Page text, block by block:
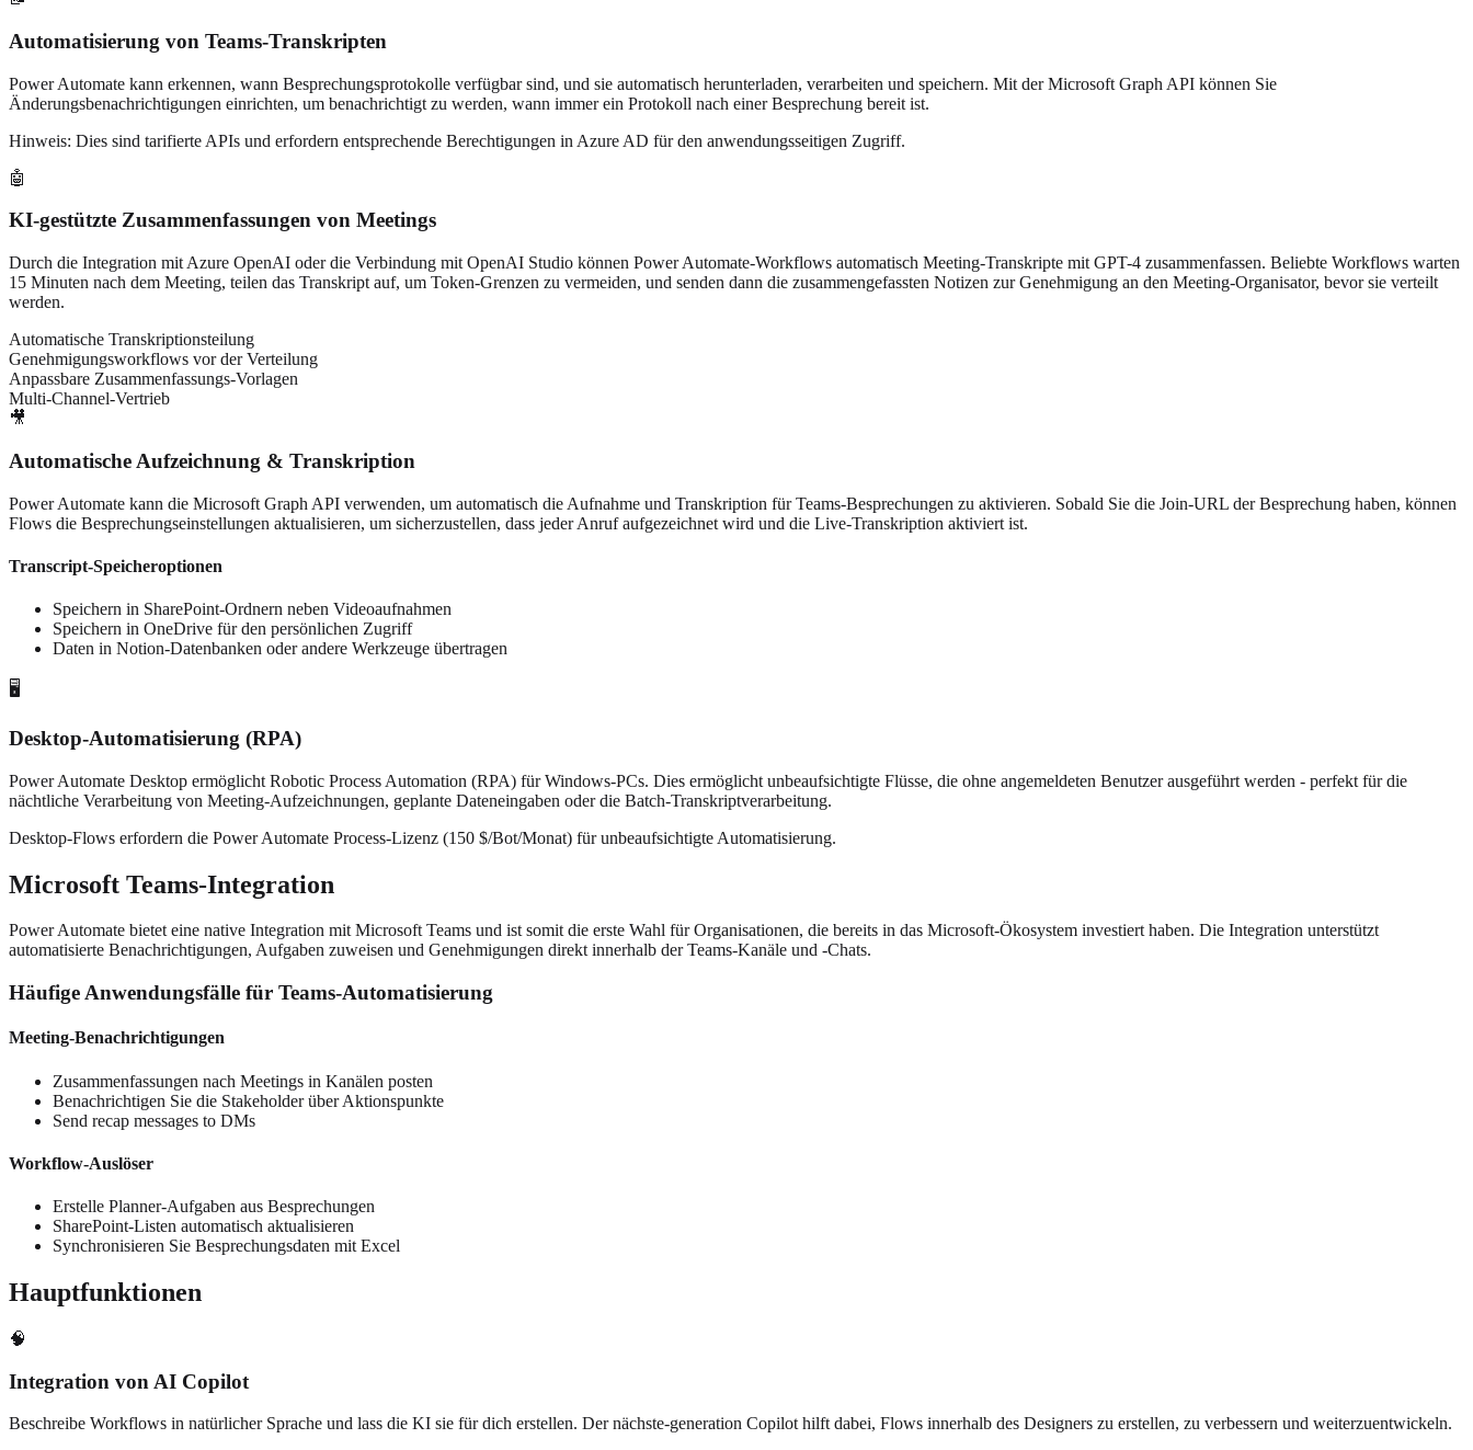
Automatisierung von Teams-Transkripten
Power Automate kann erkennen, wann Besprechungsprotokolle verfügbar sind, und sie automatisch herunterladen, verarbeiten und speichern. Mit der Microsoft Graph API können Sie
Änderungsbenachrichtigungen einrichten, um benachrichtigt zu werden, wann immer ein Protokoll nach einer Besprechung bereit ist.
Hinweis: Dies sind tarifierte APIs und erfordern entsprechende Berechtigungen in Azure AD für den anwendungsseitigen Zugriff.
🤖
KI-gestützte Zusammenfassungen von Meetings
Durch die Integration mit Azure OpenAI oder die Verbindung mit OpenAI Studio können Power Automate-Workflows automatisch Meeting-Transkripte mit GPT-4 zusammenfassen. Beliebte Workflows warten
15 Minuten nach dem Meeting, teilen das Transkript auf, um Token-Grenzen zu vermeiden, und senden dann die zusammengefassten Notizen zur Genehmigung an den Meeting-Organisator, bevor sie verteilt
werden.
Automatische Transkriptionsteilung
Genehmigungsworkflows vor der Verteilung
Anpassbare Zusammenfassungs-Vorlagen
Multi-Channel-Vertrieb
🎥
Automatische Aufzeichnung & Transkription
Power Automate kann die Microsoft Graph API verwenden, um automatisch die Aufnahme und Transkription für Teams-Besprechungen zu aktivieren. Sobald Sie die Join-URL der Besprechung haben, können
Flows die Besprechungseinstellungen aktualisieren, um sicherzustellen, dass jeder Anruf aufgezeichnet wird und die Live-Transkription aktiviert ist.
Transcript-Speicheroptionen
Speichern in SharePoint-Ordnern neben Videoaufnahmen
Speichern in OneDrive für den persönlichen Zugriff
Daten in Notion-Datenbanken oder andere Werkzeuge übertragen
🖥️
Desktop-Automatisierung (RPA)
Power Automate Desktop ermöglicht Robotic Process Automation (RPA) für Windows-PCs. Dies ermöglicht unbeaufsichtigte Flüsse, die ohne angemeldeten Benutzer ausgeführt werden - perfekt für die
nächtliche Verarbeitung von Meeting-Aufzeichnungen, geplante Dateneingaben oder die Batch-Transkriptverarbeitung.
Desktop-Flows erfordern die Power Automate Process-Lizenz (150 $/Bot/Monat) für unbeaufsichtigte Automatisierung.
Microsoft Teams-Integration
Power Automate bietet eine native Integration mit Microsoft Teams und ist somit die erste Wahl für Organisationen, die bereits in das Microsoft-Ökosystem investiert haben. Die Integration unterstützt
automatisierte Benachrichtigungen, Aufgaben zuweisen und Genehmigungen direkt innerhalb der Teams-Kanäle und -Chats.
Häufige Anwendungsfälle für Teams-Automatisierung
Meeting-Benachrichtigungen
Zusammenfassungen nach Meetings in Kanälen posten
Benachrichtigen Sie die Stakeholder über Aktionspunkte
Send recap messages to DMs
Workflow-Auslöser
Erstelle Planner-Aufgaben aus Besprechungen
SharePoint-Listen automatisch aktualisieren
Synchronisieren Sie Besprechungsdaten mit Excel
Hauptfunktionen
🧠
Integration von AI Copilot
Beschreibe Workflows in natürlicher Sprache und lass die KI sie für dich erstellen. Der nächste-generation Copilot hilft dabei, Flows innerhalb des Designers zu erstellen, zu verbessern und weiterzuentwickeln.